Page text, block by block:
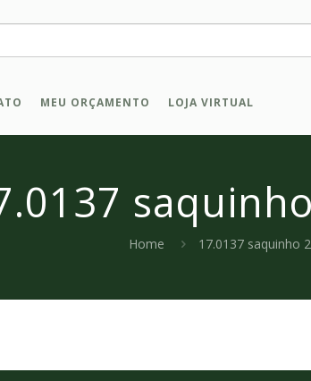
MEU ORÇAMENTO LOJA VIRTUAL
Home 17.0137 saquinho